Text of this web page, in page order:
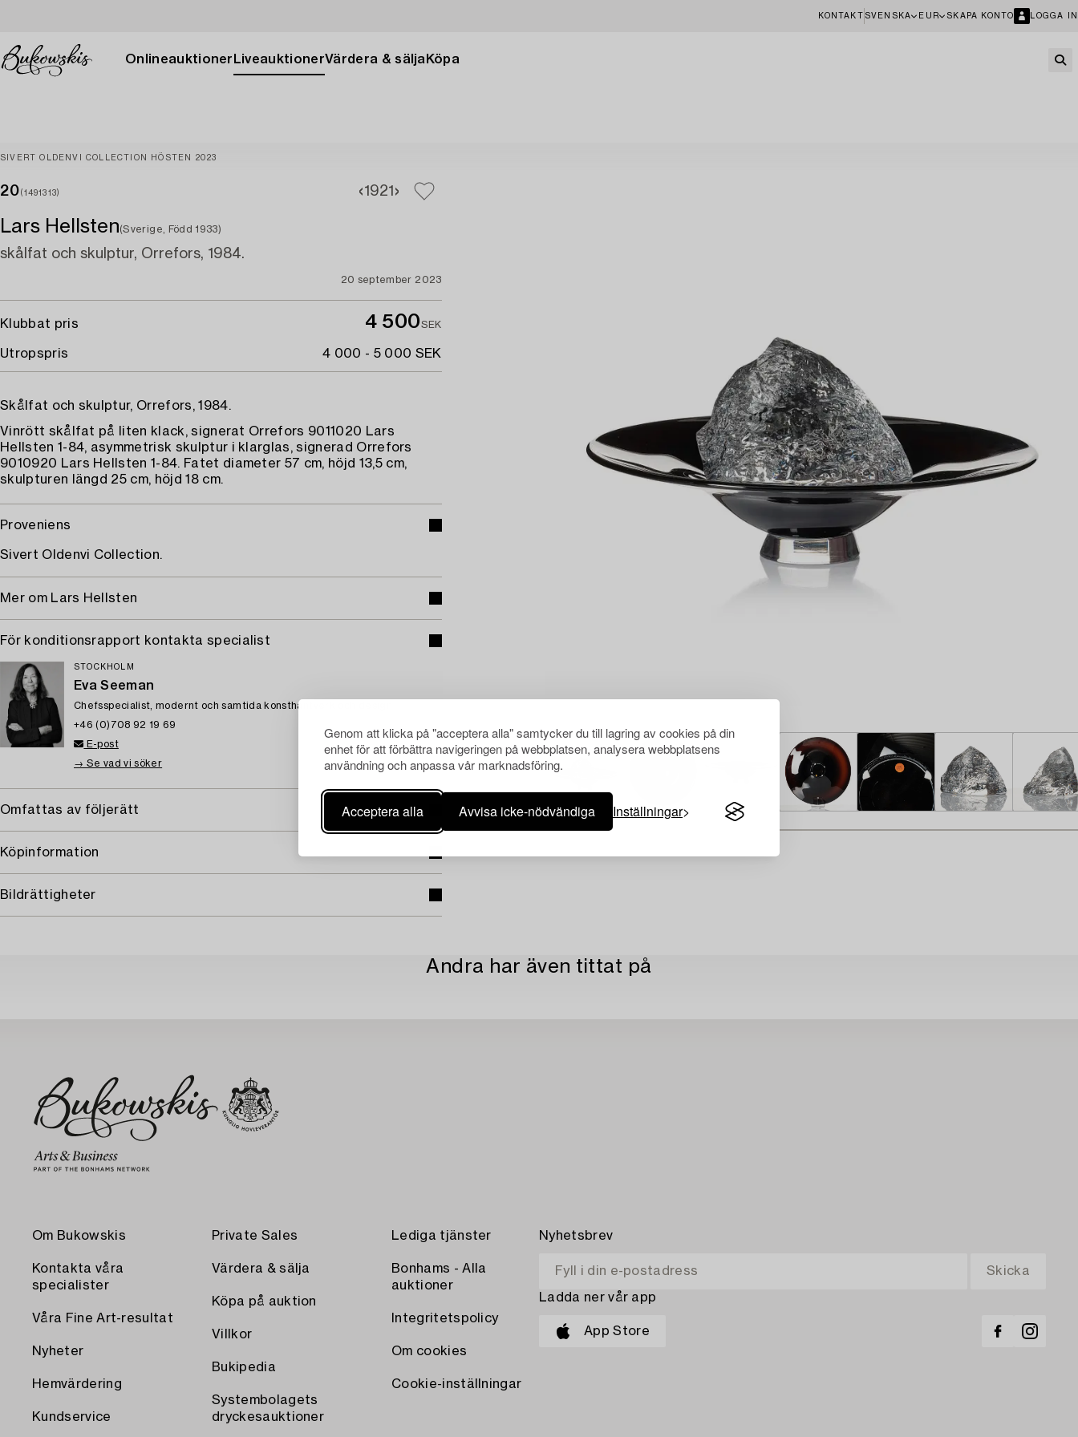
Genom att klicka på "acceptera alla" samtycker du till lagring av cookies på din
enhet för att förbättra navigeringen på webbplatsen, analysera webbplatsens
användning och anpassa vår marknadsföring.
Acceptera alla Avvisa icke-nödvändiga Inställningar
KONTAKT SVENSKA EUR SKAPA KONTO LOGGA IN
Onlineauktioner LiveauktionerVärdera & sälja Köpa
SIVERT OLDENVI COLLECTION HÖSTEN 2023
20 (1491313) 1921
Lars Hellsten(Sverige, Född 1933)
skålfat och skulptur, Orrefors, 1984.
20 september 2023
Klubbat pris 4 500SEK
Utropspris 4 000 - 5 000 SEK
Skålfat och skulptur, Orrefors, 1984.
Vinrött skålfat på liten klack, signerat Orrefors 9011020 Lars
Hellsten 1-84, asymmetrisk skulptur i klarglas, signerad Orrefors
9010920 Lars Hellsten 1-84. Fatet diameter 57 cm, höjd 13,5 cm,
skulpturen längd 25 cm, höjd 18 cm.
Proveniens
Sivert Oldenvi Collection.
Mer om Lars Hellsten
För konditionsrapport kontakta specialist
STOCKHOLM
Eva Seeman
Chefsspecialist, modernt och samtida konsthantverk och design
+46 (0)708 92 19 69
E-post
→ Se vad vi söker
Omfattas av följerätt
Köpinformation
Bildrättigheter
Andra har även tittat på
Om Bukowskis
Kontakta våra
specialister
Våra Fine Art-resultat
Nyheter
Hemvärdering
Kundservice
Private Sales
Värdera & sälja
Köpa på auktion
Villkor
Bukipedia
Systembolagets
dryckesauktioner
Lediga tjänster
Bonhams - Alla
auktioner
Integritetspolicy
Om cookies
Cookie-inställningar
Nyhetsbrev
Ladda ner vår app
App Store